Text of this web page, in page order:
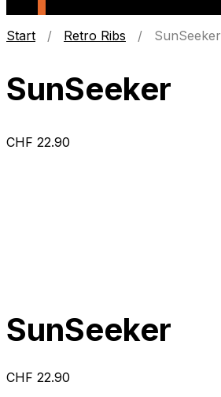
Start / Retro Ribs / SunSeeker
SunSeeker
CHF 22.90
SunSeeker
CHF 22.90